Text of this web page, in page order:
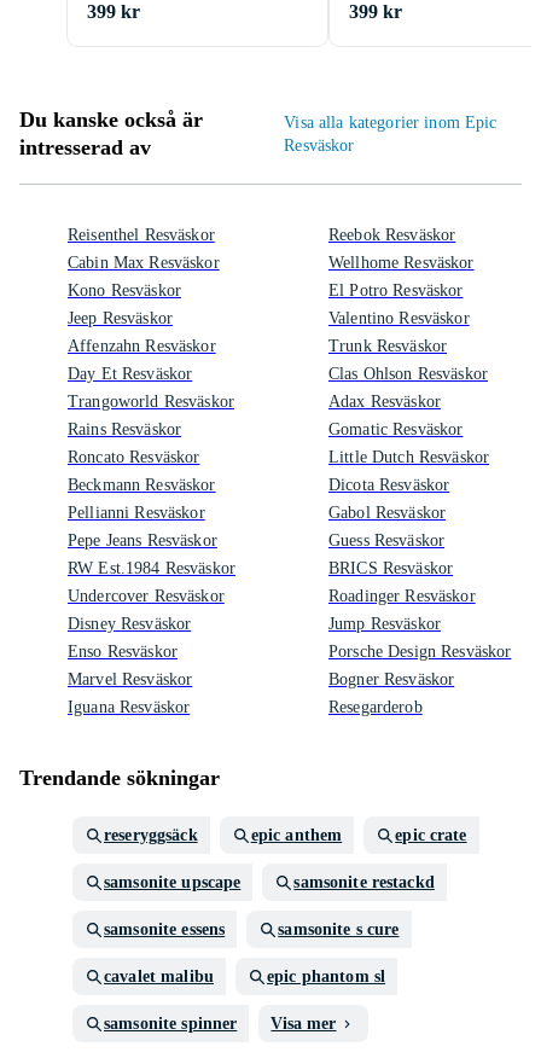
399 kr 399 kr
Du kanske också är
intresserad av
Visa alla kategorier inom Epic
Resväskor
Reisenthel Resväskor
Cabin Max Resväskor
Kono Resväskor
Jeep Resväskor
Affenzahn Resväskor
Day Et Resväskor
Trangoworld Resväskor
Rains Resväskor
Roncato Resväskor
Beckmann Resväskor
Pellianni Resväskor
Pepe Jeans Resväskor
RW Est.1984 Resväskor
Undercover Resväskor
Disney Resväskor
Enso Resväskor
Marvel Resväskor
Iguana Resväskor
Reebok Resväskor
Wellhome Resväskor
El Potro Resväskor
Valentino Resväskor
Trunk Resväskor
Clas Ohlson Resväskor
Adax Resväskor
Gomatic Resväskor
Little Dutch Resväskor
Dicota Resväskor
Gabol Resväskor
Guess Resväskor
BRICS Resväskor
Roadinger Resväskor
Jump Resväskor
Porsche Design Resväskor
Bogner Resväskor
Resegarderob
Trendande sökningar
reseryggsäck epic anthem epic crate
samsonite upscape samsonite restackd
samsonite essens samsonite s cure
cavalet malibu epic phantom sl
samsonite spinner Visa mer